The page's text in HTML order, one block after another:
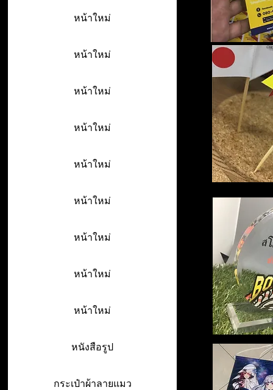
หน้าใหม่
หน้าใหม่
หน้าใหม่
หน้าใหม่
หน้าใหม่
หน้าใหม่
หน้าใหม่
หน้าใหม่
หน้าใหม่
หนังสือรูป
กระเป๋าผ้าลายแมว